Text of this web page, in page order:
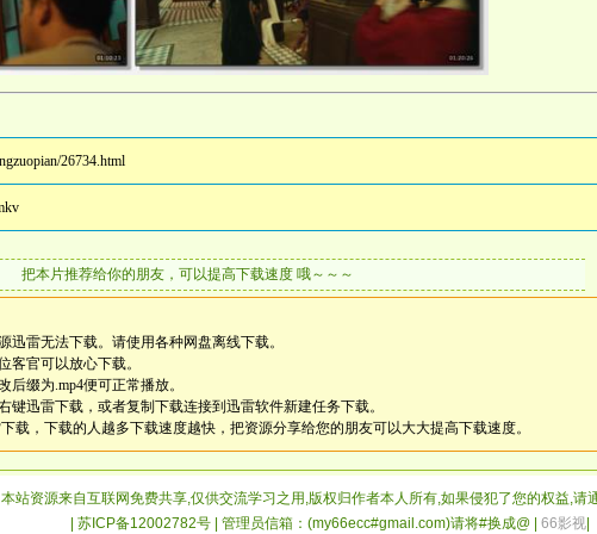
26734.html
把本片推荐给你的朋友，可以提高下载速度 哦～～～
迅雷无法下载。请使用各种网盘离线下载。
客官可以放心下载。
后缀为.mp4便可正常播放。
键迅雷下载，或者复制下载连接到迅雷软件新建任务下载。
载，下载的人越多下载速度越快，把资源分享给您的朋友可以大大提高下载速度。
本站资源来自互联网免费共享,仅供交流学习之用,版权归作者本人所有,如果侵犯了您的权益,请
| 苏ICP备12002782号 | 管理员信箱：(my66ecc#gmail.com)请将#换成@ | 66影视